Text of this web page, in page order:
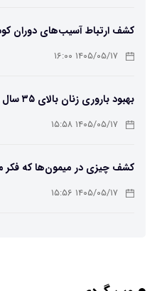
کشف ارتباط آسیب‌های دوران
۱۴۰۵/۰۵/۱۷ ۱۶:۰۰
بهبود
باکتریایی»
۱۴۰۵/۰۵/۱۷ ۱۵:۵۸
کشف چیزی در میمون‌ها که
۱۴۰۵/۰۵/۱۷ ۱۵:۵۶